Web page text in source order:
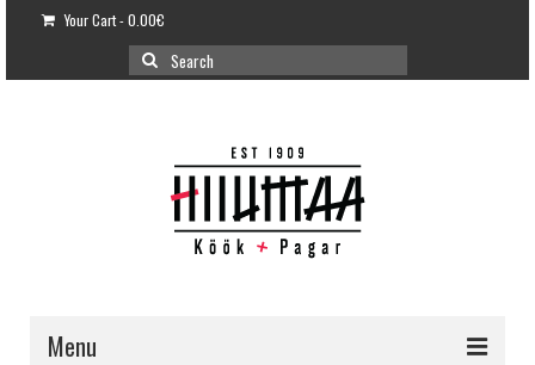
Your Cart-0.00€
Search
for:
Menu